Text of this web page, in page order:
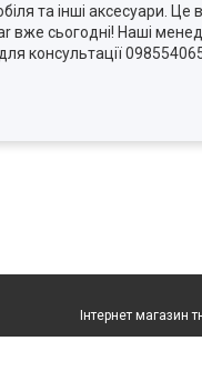
та інші аксесуари.
вже сьогодні! Наші
консультації